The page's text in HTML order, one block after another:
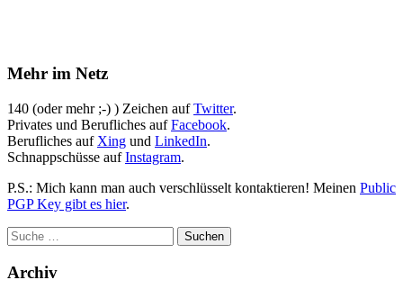
Mehr im Netz
140 (oder mehr ;-) ) Zeichen aufTwitter.
Privates und Berufliches aufFacebook.
Berufliches auf Xing und LinkedIn.
Schnappschüsse aufInstagram.
P.S.: Mich kann man auch verschlüsselt kontaktieren! Meinen Public
PGP Key gibt es hier.
Archiv